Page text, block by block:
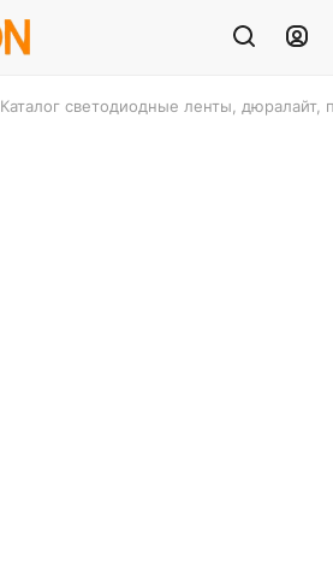
Каталог светодиодные ленты, дюралайт,